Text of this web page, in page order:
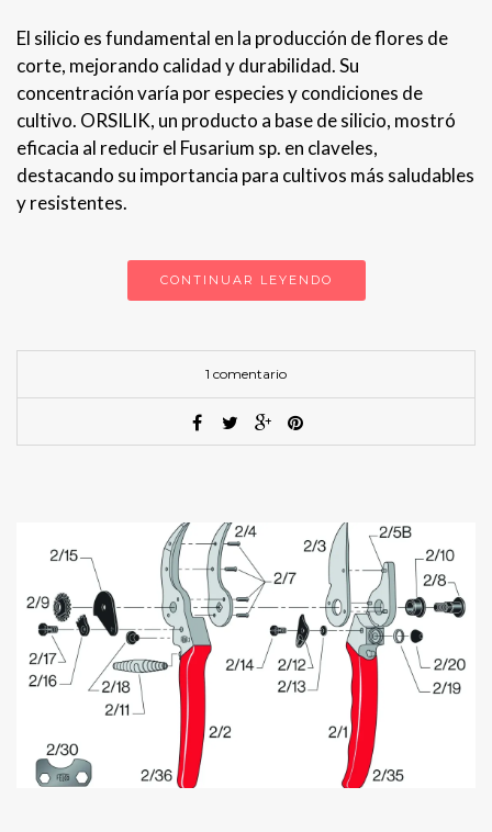
El silicio es fundamental en la producción de flores de
corte, mejorando calidad y durabilidad. Su
concentración varía por especies y condiciones de
cultivo. ORSILIK, un producto a base de silicio, mostró
eficacia al reducir el Fusarium sp. en claveles,
destacando su importancia para cultivos más saludables
y resistentes.
CONTINUAR LEYENDO
1 comentario